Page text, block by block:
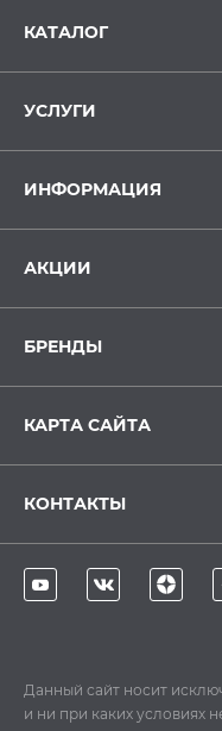
КАТАЛОГ
УСЛУГИ
ИНФОРМАЦИЯ
АКЦИИ
БРЕНДЫ
КАРТА САЙТА
КОНТАКТЫ
Данный сайт носит
и ни при каких условиях